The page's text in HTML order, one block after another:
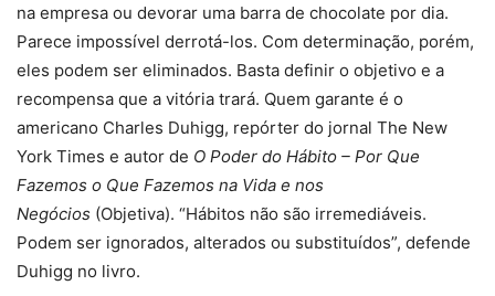
na empresa ou devorar uma barra de chocolate por dia.
Parece impossível derrotá-los. Com determinação, porém,
eles podem ser eliminados. Basta definir o objetivo e a
recompensa que a vitória trará. Quem garante é o
americano Charles Duhigg, repórter do jornal The New
York Times e autor de O Poder do Hábito – Por Que
Fazemos o Que Fazemos na Vida e nos
Negócios (Objetiva). “Hábitos não são irremediáveis.
Podem ser ignorados, alterados ou substituídos”, defende
Duhigg no livro.